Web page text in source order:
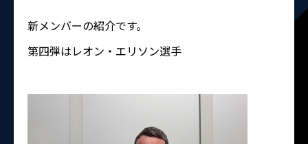
新メンバーの紹介です。
第四弾はレオン・エリソン選手